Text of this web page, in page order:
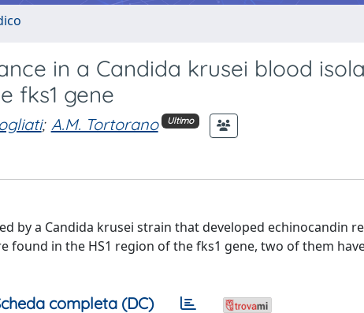
in a Candida krusei blood
fks1 gene
; A.M. Tortorano Ultimo
by a Candida krusei strain that developed echinocandin
in the HS1 region of the fks1 gene, two of them
completa (DC)